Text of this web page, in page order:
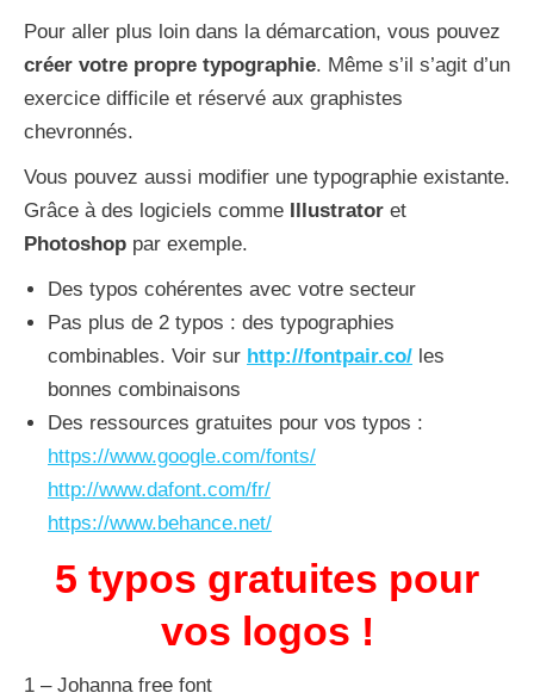
Pour aller plus loin dans la démarcation, vous pouvez
créer votre propre typographie. Même s’il s’agit d’un
exercice difficile et réservé aux graphistes
chevronnés.
Vous pouvez aussi modifier une typographie existante.
Grâce à des logiciels comme
Illustrator et
Photoshop par exemple.
Des typos cohérentes avec votre secteur
Pas plus de 2 typos : des typographies
combinables. Voir sur http://fontpair.co/ les
bonnes combinaisons
Des ressources gratuites pour vos typos :
https://www.google.com/fonts/
http://www.dafont.com/fr/
https://www.behance.net/
5 typos gratuites pour
vos logos !
1 – Johanna free font